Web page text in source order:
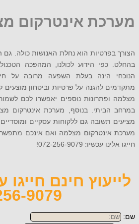
אינטרקום
הוא נחלת האנושות כולה. גם הצורך
כפי הידוע לכולנו, המהפכה הטכנולוגית
הינה בעלת השפעה מרובה על חיינו.
להגנה על פרטיות וביטחון מוצעים לכל
נוספים יאפשרו לכם לשמור על
בנוסף, מערכת אינטרקום מצלמה
תשובה גם ללקוחות עסקיים ומוסדיים. אם
מצלמה ואם אינכם מתפשרים על
072-256-9079!
256-9079